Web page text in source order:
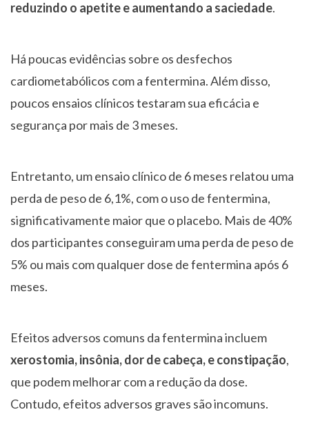
reduzindo o apetite e aumentando a saciedade.
Há poucas evidências sobre os desfechos
cardiometabólicos com a fentermina. Além disso,
poucos ensaios clínicos testaram sua eficácia e
segurança por mais de 3 meses.
Entretanto, um ensaio clínico de 6 meses relatou uma
perda de peso de 6,1%, com o uso de fentermina,
significativamente maior que o placebo. Mais de 40%
dos participantes conseguiram uma perda de peso de
5% ou mais com qualquer dose de fentermina após 6
meses.
Efeitos adversos comuns da fentermina incluem
xerostomia, insônia, dor de cabeça, e constipação,
que podem melhorar com a redução da dose.
Contudo, efeitos adversos graves são incomuns.